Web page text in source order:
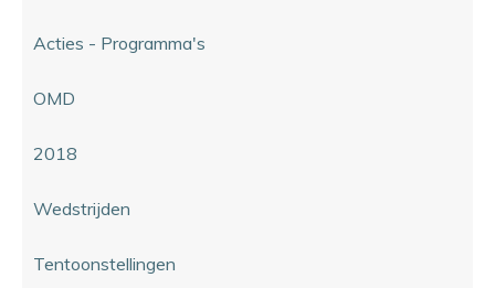
Acties - Programma's
OMD
2018
Wedstrijden
Tentoonstellingen